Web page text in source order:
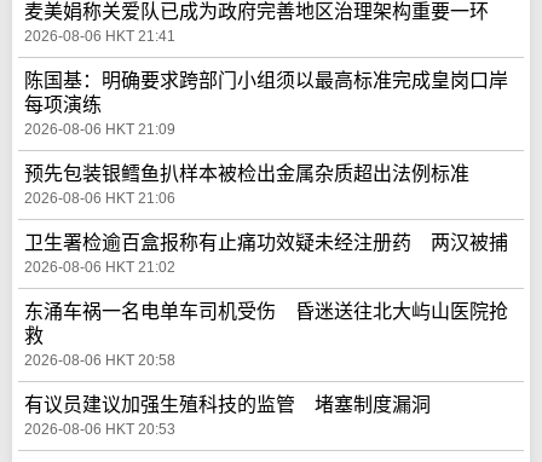
麦美娟称关爱队已成为政府完善地区治理架构重要一环
2026-08-06 HKT 21:41
陈国基：明确要求跨部门小组须以最高标准完成皇岗口岸
每项演练
2026-08-06 HKT 21:09
预先包装银鳕鱼扒样本被检出金属杂质超出法例标准
2026-08-06 HKT 21:06
卫生署检逾百盒报称有止痛功效疑未经注册药 两汉被捕
2026-08-06 HKT 21:02
东涌车祸一名电单车司机受伤 昏迷送往北大屿山医院抢
救
2026-08-06 HKT 20:58
有议员建议加强生殖科技的监管 堵塞制度漏洞
2026-08-06 HKT 20:53